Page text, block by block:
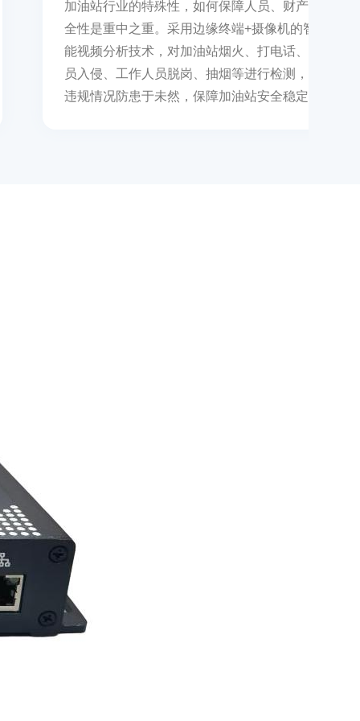
加油站行业的特殊性，如何保障人员、财产安
全性是重中之重。采用边缘终端+摄像机的智
能视频分析技术，对加油站烟火、打电话、人
员入侵、工作人员脱岗、抽烟等进行检测，对
违规情况防患于未然，保障加油站安全稳定运